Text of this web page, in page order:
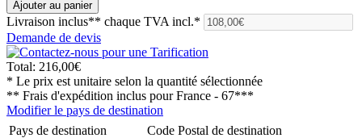
Livraison inclus** chaque TVA incl.*
Demande de devis
Total: 216,00€
* Le prix est unitaire selon la quantité sélectionnée
** Frais d'expédition inclus pourFrance - 67***
Modifier le pays de destination
Pays de destination
Code Postal de destination